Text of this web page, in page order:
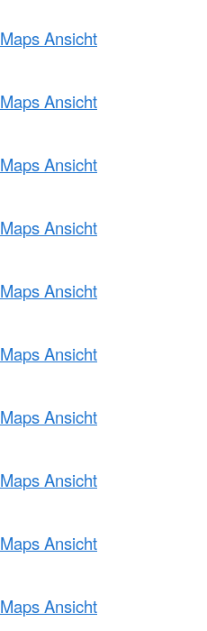
Ansicht
Ansicht
Ansicht
Ansicht
Ansicht
Ansicht
Ansicht
Ansicht
Ansicht
Ansicht